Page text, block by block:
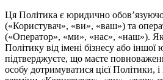
Ця Політика є юридично
(«Користувач», «ви», «ваш») та
(«Оператор», «ми», «нас», «наш»).
Політику від імені бізнесу або
підтверджуєте, що маєте
особу дотримуватися цієї Політики,